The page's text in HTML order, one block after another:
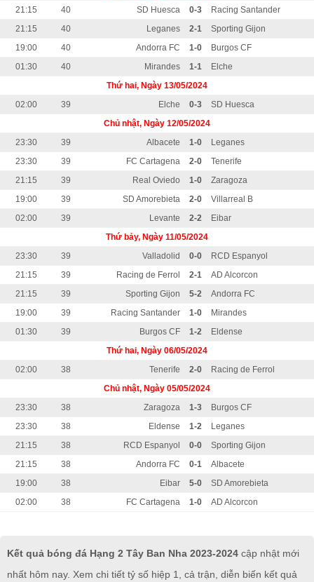
21:15
40 SD Huesca 0-3
Racing Santander
21:15
40 Leganes 2-1
Sporting Gijon
19:00
40 Andorra FC 1-0
Burgos CF
01:30
40 Mirandes 1-1
Elche
Thứ hai, Ngày 13/05/2024
02:00
39 Elche 0-3
SD Huesca
Chủ nhật, Ngày 12/05/2024
23:30
39 Albacete 1-0
Leganes
23:30
39 FC Cartagena 2-0
Tenerife
21:15
39 Real Oviedo 1-0
Zaragoza
19:00
39 SD Amorebieta 2-0
Villarreal B
02:00
39 Levante 2-2
Eibar
Thứ bảy, Ngày 11/05/2024
23:30
39 Valladolid 0-0
RCD Espanyol
21:15
39 Racing de Ferrol 2-1
AD Alcorcon
21:15
39 Sporting Gijon 5-2
Andorra FC
19:00
39 Racing Santander 1-0
Mirandes
01:30
39 Burgos CF 1-2
Eldense
Thứ hai, Ngày 06/05/2024
02:00
38 Tenerife 2-0
Racing de Ferrol
Chủ nhật, Ngày 05/05/2024
23:30
38 Zaragoza 1-3
Burgos CF
23:30
38 Eldense 1-2
Leganes
21:15
38 RCD Espanyol 0-0
Sporting Gijon
21:15
38 Andorra FC 0-1
Albacete
19:00
38 Eibar 5-0
SD Amorebieta
02:00
38 FC Cartagena 1-0 AD Alcorcon
Kết quả bóng đá Hạng 2 Tây Ban Nha 2023-2024 cập nhật mới
nhất hôm nay. Xem chi tiết tỷ số hiệp 1, cả trận, diễn biến kết quả